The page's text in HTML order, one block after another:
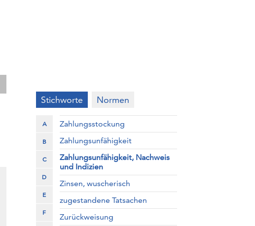
Stichworte Normen
A
B
C
D
E
F
Zahlungsstockung
Zahlungsunfähigkeit
Zahlungsunfähigkeit, Nachweis
und Indizien
Zinsen, wuscherisch
zugestandene Tatsachen
Zurückweisung